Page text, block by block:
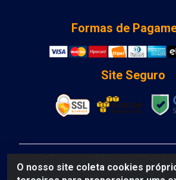
O nosso site coleta cookies
Formas de
Site Seguro
DCA DISTRIBUIDORA DE
DEPUTADO LUIS EDUARDO